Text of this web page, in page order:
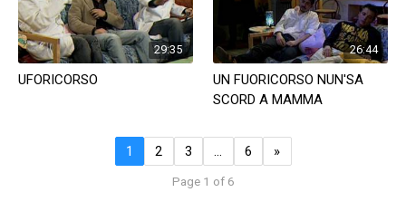
29:35
UFORICORSO
26:44
UN FUORICORSO NUN'SA
SCORD A MAMMA
1 2 3 … 6 »
Page 1 of 6